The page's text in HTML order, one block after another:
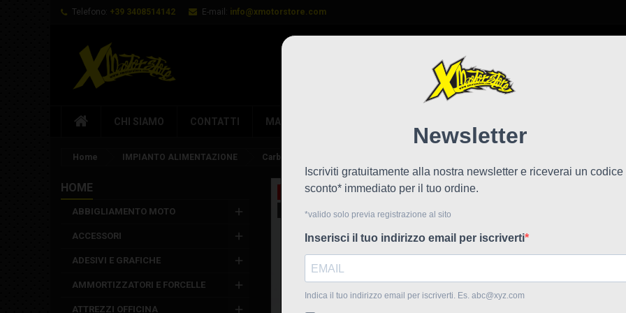
Telefono: +39 3408514142 E-mail: info@xmotorstore.com
CHI SIAMO CONTATTI MARCHI
Home IMPIANTO ALIMENTAZIONE Carburatore Polini Cp 19 fascetta aria pomello
HOME
ABBIGLIAMENTO MOTO
ACCESSORI
ADESIVI E GRAFICHE
AMMORTIZZATORI E FORCELLE
ATTREZZI OFFICINA
In saldo!
Nuovo
Getto